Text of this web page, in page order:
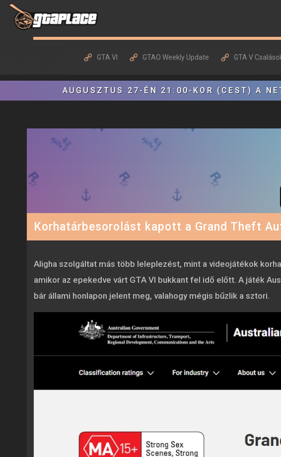
GTA VI GTAO Weekly Update GTA V
AUGUSZTUS 27-ÉN 21:00-KOR (CEST) A
Korhatárbesorolást kapott a Grand Theft
Aligha szolgáltat más több leleplezést, mint a videojátékok
amikor az epekedve várt GTA VI bukkant fel idő előtt. A játék
bár állami honlapon jelent meg, valahogy mégis bűzlik a sztori.